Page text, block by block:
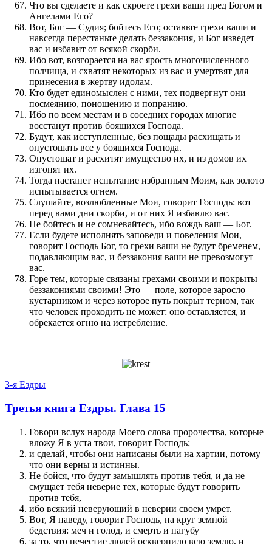
Что вы сделаете и как скроете грехи ваши пред Богом и
Ангелами Его?
Вот, Бог — Судия; бойтесь Его; оставьте грехи ваши и
навсегда перестаньте делать беззакония, и Бог изведет
вас и избавит от всякой скорби.
Ибо вот, возгорается на вас ярость многочисленного
полчища, и схватят некоторых из вас и умертвят для
принесения в жертву идолам.
Кто будет единомыслен с ними, тех подвергнут они
посмеянию, поношению и попранию.
Ибо по всем местам и в соседних городах многие
восстанут против боящихся Господа.
Будут, как исступленные, без пощады расхищать и
опустошать все у боящихся Господа.
Опустошат и расхитят имущество их, и из домов их
изгонят их.
Тогда настанет испытание избранным Моим, как золото
испытывается огнем.
Слушайте, возлюбленные Мои, говорит Господь: вот
перед вами дни скорби, и от них Я избавлю вас.
Не бойтесь и не сомневайтесь, ибо вождь ваш — Бог.
Если будете исполнять заповеди и повеления Мои,
говорит Господь Бог, то грехи ваши не будут бременем,
подавляющим вас, и беззакония ваши не превозмогут
вас.
Горе тем, которые связаны грехами своими и покрыты
беззакониями своими! Это — поле, которое заросло
кустарником и через которое путь покрыт терном, так
что человек проходить не может: оно оставляется, и
обрекается огню на истребление.
3-я Ездры
Третья книга Ездры. Глава 15
Говори вслух народа Моего слова пророчества, которые
вложу Я в уста твои, говорит Господь;
и сделай, чтобы они написаны были на хартии, потому
что они верны и истинны.
Не бойся, что будут замышлять против тебя, и да не
смущает тебя неверие тех, которые будут говорить
против тебя,
ибо всякий неверующий в неверии своем умрет.
Вот, Я наведу, говорит Господь, на круг земной
бедствия: меч и голод, и смерть и пагубу
за то, что нечестие людей осквернило всю землю, и